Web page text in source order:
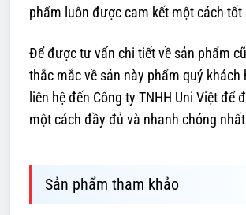
phẩm luôn được cam kết một cách tốt
Để được tư vấn chi tiết về sản phẩm
thắc mắc về sản này phẩm quý khách
liên hệ đến Công ty TNHH Uni Việt để
một cách đầy đủ và nhanh chóng
Sản phẩm tham khảo